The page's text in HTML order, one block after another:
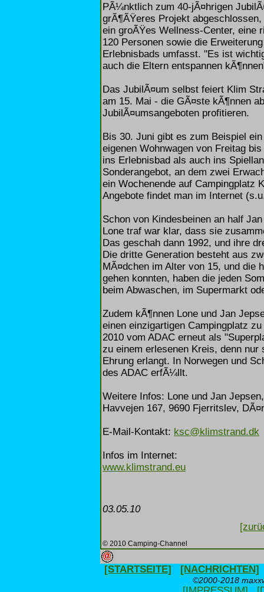
PÃ¼nktlich zum 40-jÃ¤hrigen
grÃ¶ÃŸeres Projekt
ein groÃŸes Wellness-Center, eine
120 Personen sowie die
Erlebnisbads umfasst. "Es ist
auch die Eltern entspannen
Das JubilÃ¤um selbst feiert Klim
am 15. Mai - die GÃ¤ste kÃ¶nnen
JubilÃ¤umsangeboten profitieren.
Bis 30. Juni gibt es zum Beispiel
eigenen Wohnwagen von Freitag
ins Erlebnisbad als auch ins
Sonderangebot, an dem zwei
ein Wochenende auf Campingplatz
Angebote findet man im Internet
Schon von Kindesbeinen an half
Lone traf war klar, dass sie
Das geschah dann 1992, und ihre
Die dritte Generation besteht aus
MÃ¤dchen im Alter von 15, und die
gehen konnten, haben die jeden
beim Abwaschen, im Supermarkt
Zudem kÃ¶nnen Lone und Jan
einen einzigartigen Campingplatz
2010 vom ADAC erneut als
zu einem erlesenen Kreis, denn nur
Ehrung erlangt. In Norwegen und
des ADAC erfÃ¼llt.
Weitere Infos: Lone und Jan
Havvejen 167, 9690 Fjerritslev,
E-Mail-Kontakt: ksc@klimstrand.dk
Infos im Internet:
www.klimstrand.eu
03.05.10
© 2010 Camping-Channel
[STARTSEITE] [NACHRICHTEN]
©2000-2018